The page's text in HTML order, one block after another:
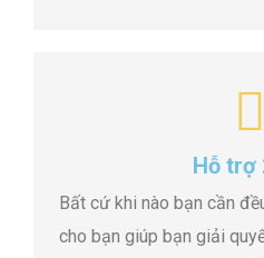
Hỗ trợ
Bất cứ khi nào bạn cần
cho bạn giúp bạn giải